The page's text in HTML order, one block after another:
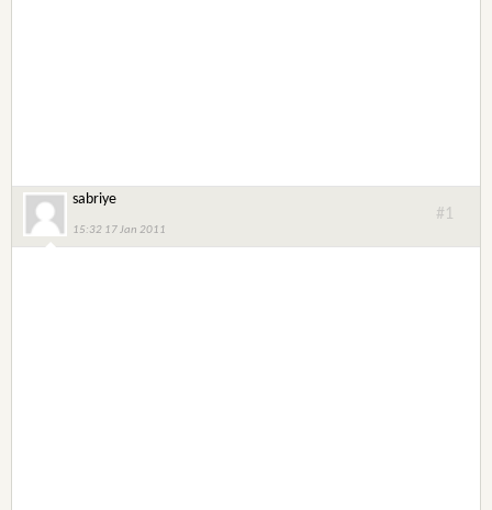
sabriye
15:32 17 Jan 2011
#1